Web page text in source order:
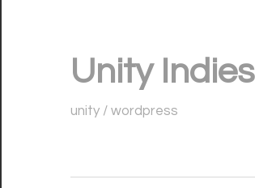
ス
Unity Indies
unity / wordpress